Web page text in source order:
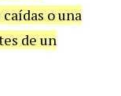
o una
de un